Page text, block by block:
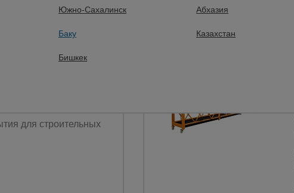
для строительных
Южно-Сахалинск Абхазия
Баку Казахстан
Бишкек